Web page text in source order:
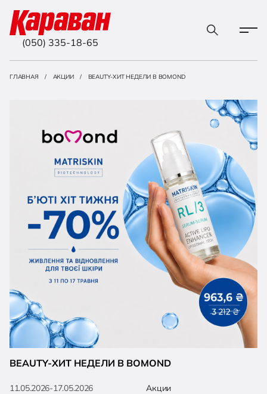
(050) 335-18-65
ГЛАВНАЯ АКЦИИ BEAUTY-ХИТ НЕДЕЛИ В BOMOND
BEAUTY-ХИТ НЕДЕЛИ В BOMOND
11.05.2026-17.05.2026 Акции